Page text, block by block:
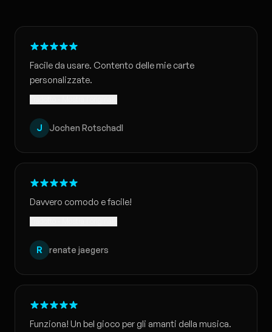
Facile da usare. Contento delle mie carte
personalizzate.
J Jochen Rotschadl
Davvero comodo e facile!
R renate jaegers
Funziona! Un bel gioco per gli amanti della musica.